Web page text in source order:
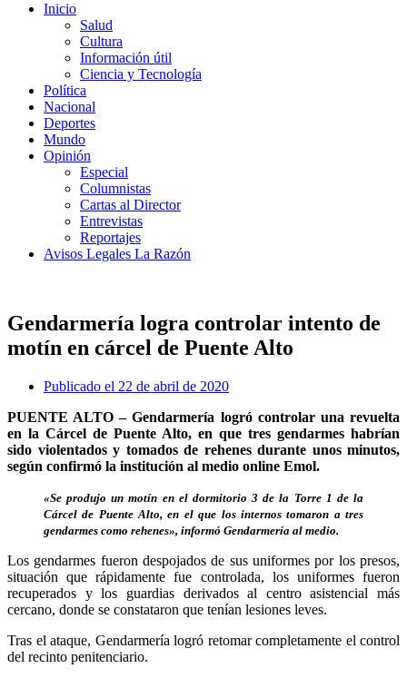
Inicio
Salud
Cultura
Información útil
Ciencia y Tecnología
Política
Nacional
Deportes
Mundo
Opinión
Especial
Columnistas
Cartas al Director
Entrevistas
Reportajes
Avisos Legales La Razón
Gendarmería logra controlar intento de
motín en cárcel de Puente Alto
Publicado el 22 de abril de 2020
PUENTE ALTO – Gendarmería logró controlar una revuelta
en la Cárcel de Puente Alto, en que tres gendarmes habrían
sido violentados y tomados de rehenes durante unos minutos,
según confirmó la institución al medio online Emol.
«Se produjo un motín en el dormitorio 3 de la Torre 1 de la
Cárcel de Puente Alto, en el que los internos tomaron a tres
gendarmes como rehenes», informó Gendarmería al medio.
Los gendarmes fueron despojados de sus uniformes por los presos,
situación que rápidamente fue controlada, los uniformes fueron
recuperados y los guardias derivados al centro asistencial más
cercano, donde se constataron que tenían lesiones leves.
Tras el ataque, Gendarmería logró retomar completamente el control
del recinto penitenciario.